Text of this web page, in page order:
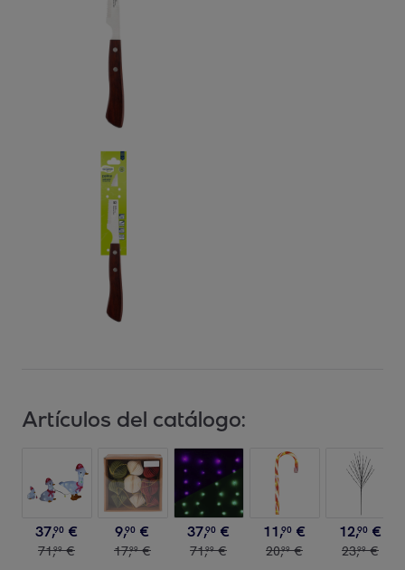
Artículos del catálogo:
37,90 €
71,99 €
9,90 €
17,99 €
37,90 €
71,99 €
11,90 €
20,99 €
12,90 €
23,99 €